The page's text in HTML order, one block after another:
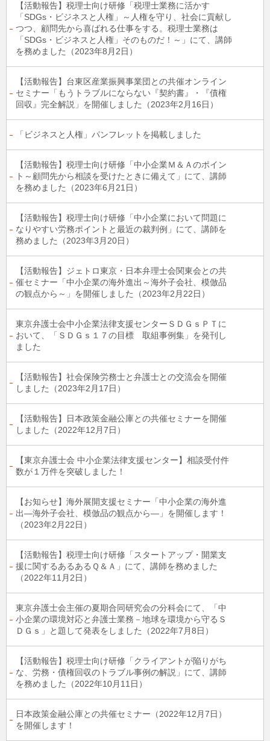
【活動報告】税理士向け研修「税理士業務に活かす
「SDGs・ビジネスと人権」～人権を守り、社会に貢献し
つつ、顧問先から喜ばれる仕事をする。税理士業務は
「SDGs・ビジネスと人権」そのものだ！～」にて、講師
を務めました（2023年8月2日）
【活動報告】台東区産業振興事業団との共催オンライン
セミナー「もうトラブルにならない『契約書』・『債権
回収』完全解説」を開催しました（2023年2月16日）
「ビジネスと人権」パンフレットを掲載しました
【活動報告】税理士向け研修「中小企業Ｍ＆Ａのポイン
ト～顧問先から相談を受けたときに備えて」にて、講師
を務めました（2023年6月21日）
【活動報告】税理士向け研修「中小企業において問題に
なりやすい労務ポイントと最近の裁判例」にて、講師を
務めました（2023年3月20日）
【活動報告】ジェトロ東京・日本弁理士会関東会との共
催セミナー「中小企業の海外進出～海外子会社、模倣品
の観点から～」を開催しました（2023年2月22日）
東京弁護士会中小企業法律支援センターＳＤＧｓＰＴに
おいて、「ＳＤＧｓ１７の目標 取組事例集」を発刊し
ました
【活動報告】社会保険労務士と弁護士との交流会を開催
しました（2023年2月17日）
【活動報告】日本政策金融公庫との共催セミナーを開催
しました（2022年12月7日）
【東京弁護士会 中小企業法律支援センター】相談受付件
数が１万件を突破しました！
【お知らせ】海外展開⽀援セミナー「中小企業の海外進
出―海外子会社、模倣品の観点から―」を開催します！
（2023年2月22日）
【活動報告】税理士向け研修「スタートアップ・開業支
援に関するあるあるＱ＆Ａ」にて、講師を務めました
（2022年11月2日）
東京弁護士会主催の夏期合同研究会の分科会にて、「中
小企業の環境対応と弁護士業務－地球を環境から守るＳ
ＤＧｓ」と題して発表をしました（2022年7月8日）
【活動報告】税理士向け研修「クライアントが陥りがち
な、労務・債権回収のトラブル事例の解説」にて、講師
を務めました（2022年10月11日）
日本政策金融公庫との共催セミナー（2022年12月7日）
を開催します！